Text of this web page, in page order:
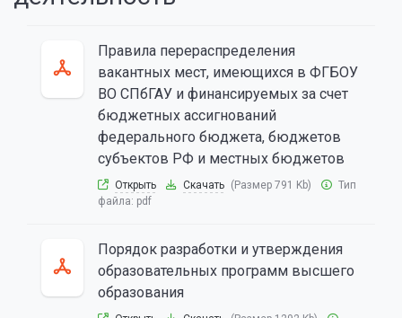
Правила перераспределения
вакантных мест, имеющихся в ФГБОУ
ВО СПбГАУ и финансируемых за счет
бюджетных ассигнований
федерального бюджета, бюджетов
субъектов РФ и местных бюджетов
Открыть Скачать (Размер 791 Kb)
Тип
файла: pdf
Порядок разработки и утверждения
образовательных программ высшего
образования